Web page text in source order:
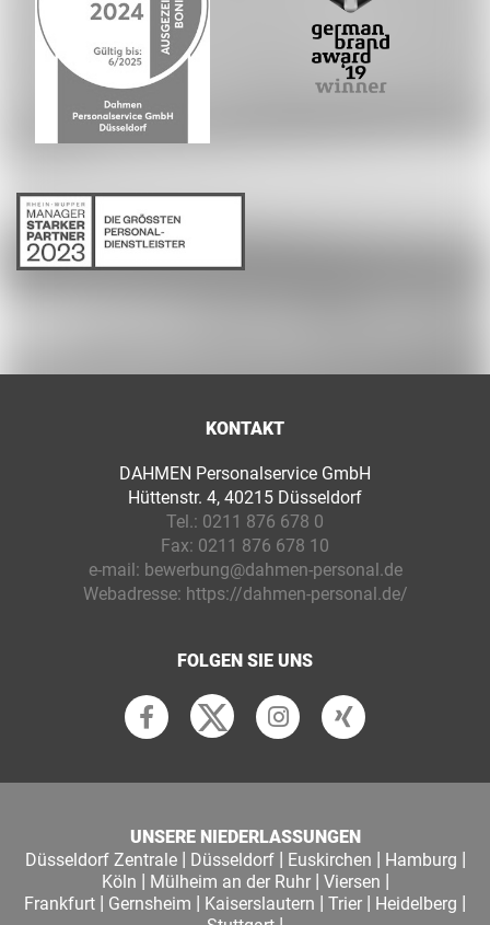
KONTAKT
DAHMEN Personalservice GmbH
Hüttenstr. 4, 40215 Düsseldorf
Tel.: 0211 876 678 0
Fax: 0211 876 678 10
e-mail: bewerbung@dahmen-personal.de
Webadresse: https://dahmen-personal.de/
FOLGEN SIE UNS
UNSERE NIEDERLASSUNGEN
Düsseldorf Zentrale| Düsseldorf| Euskirchen | Hamburg |
Köln | Mülheim an der Ruhr| Viersen |
Frankfurt | Gernsheim | Kaiserslautern | Trier | Heidelberg |